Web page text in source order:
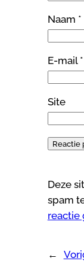
Naam *
E-mail *
Site
Deze
spam
reactie
←